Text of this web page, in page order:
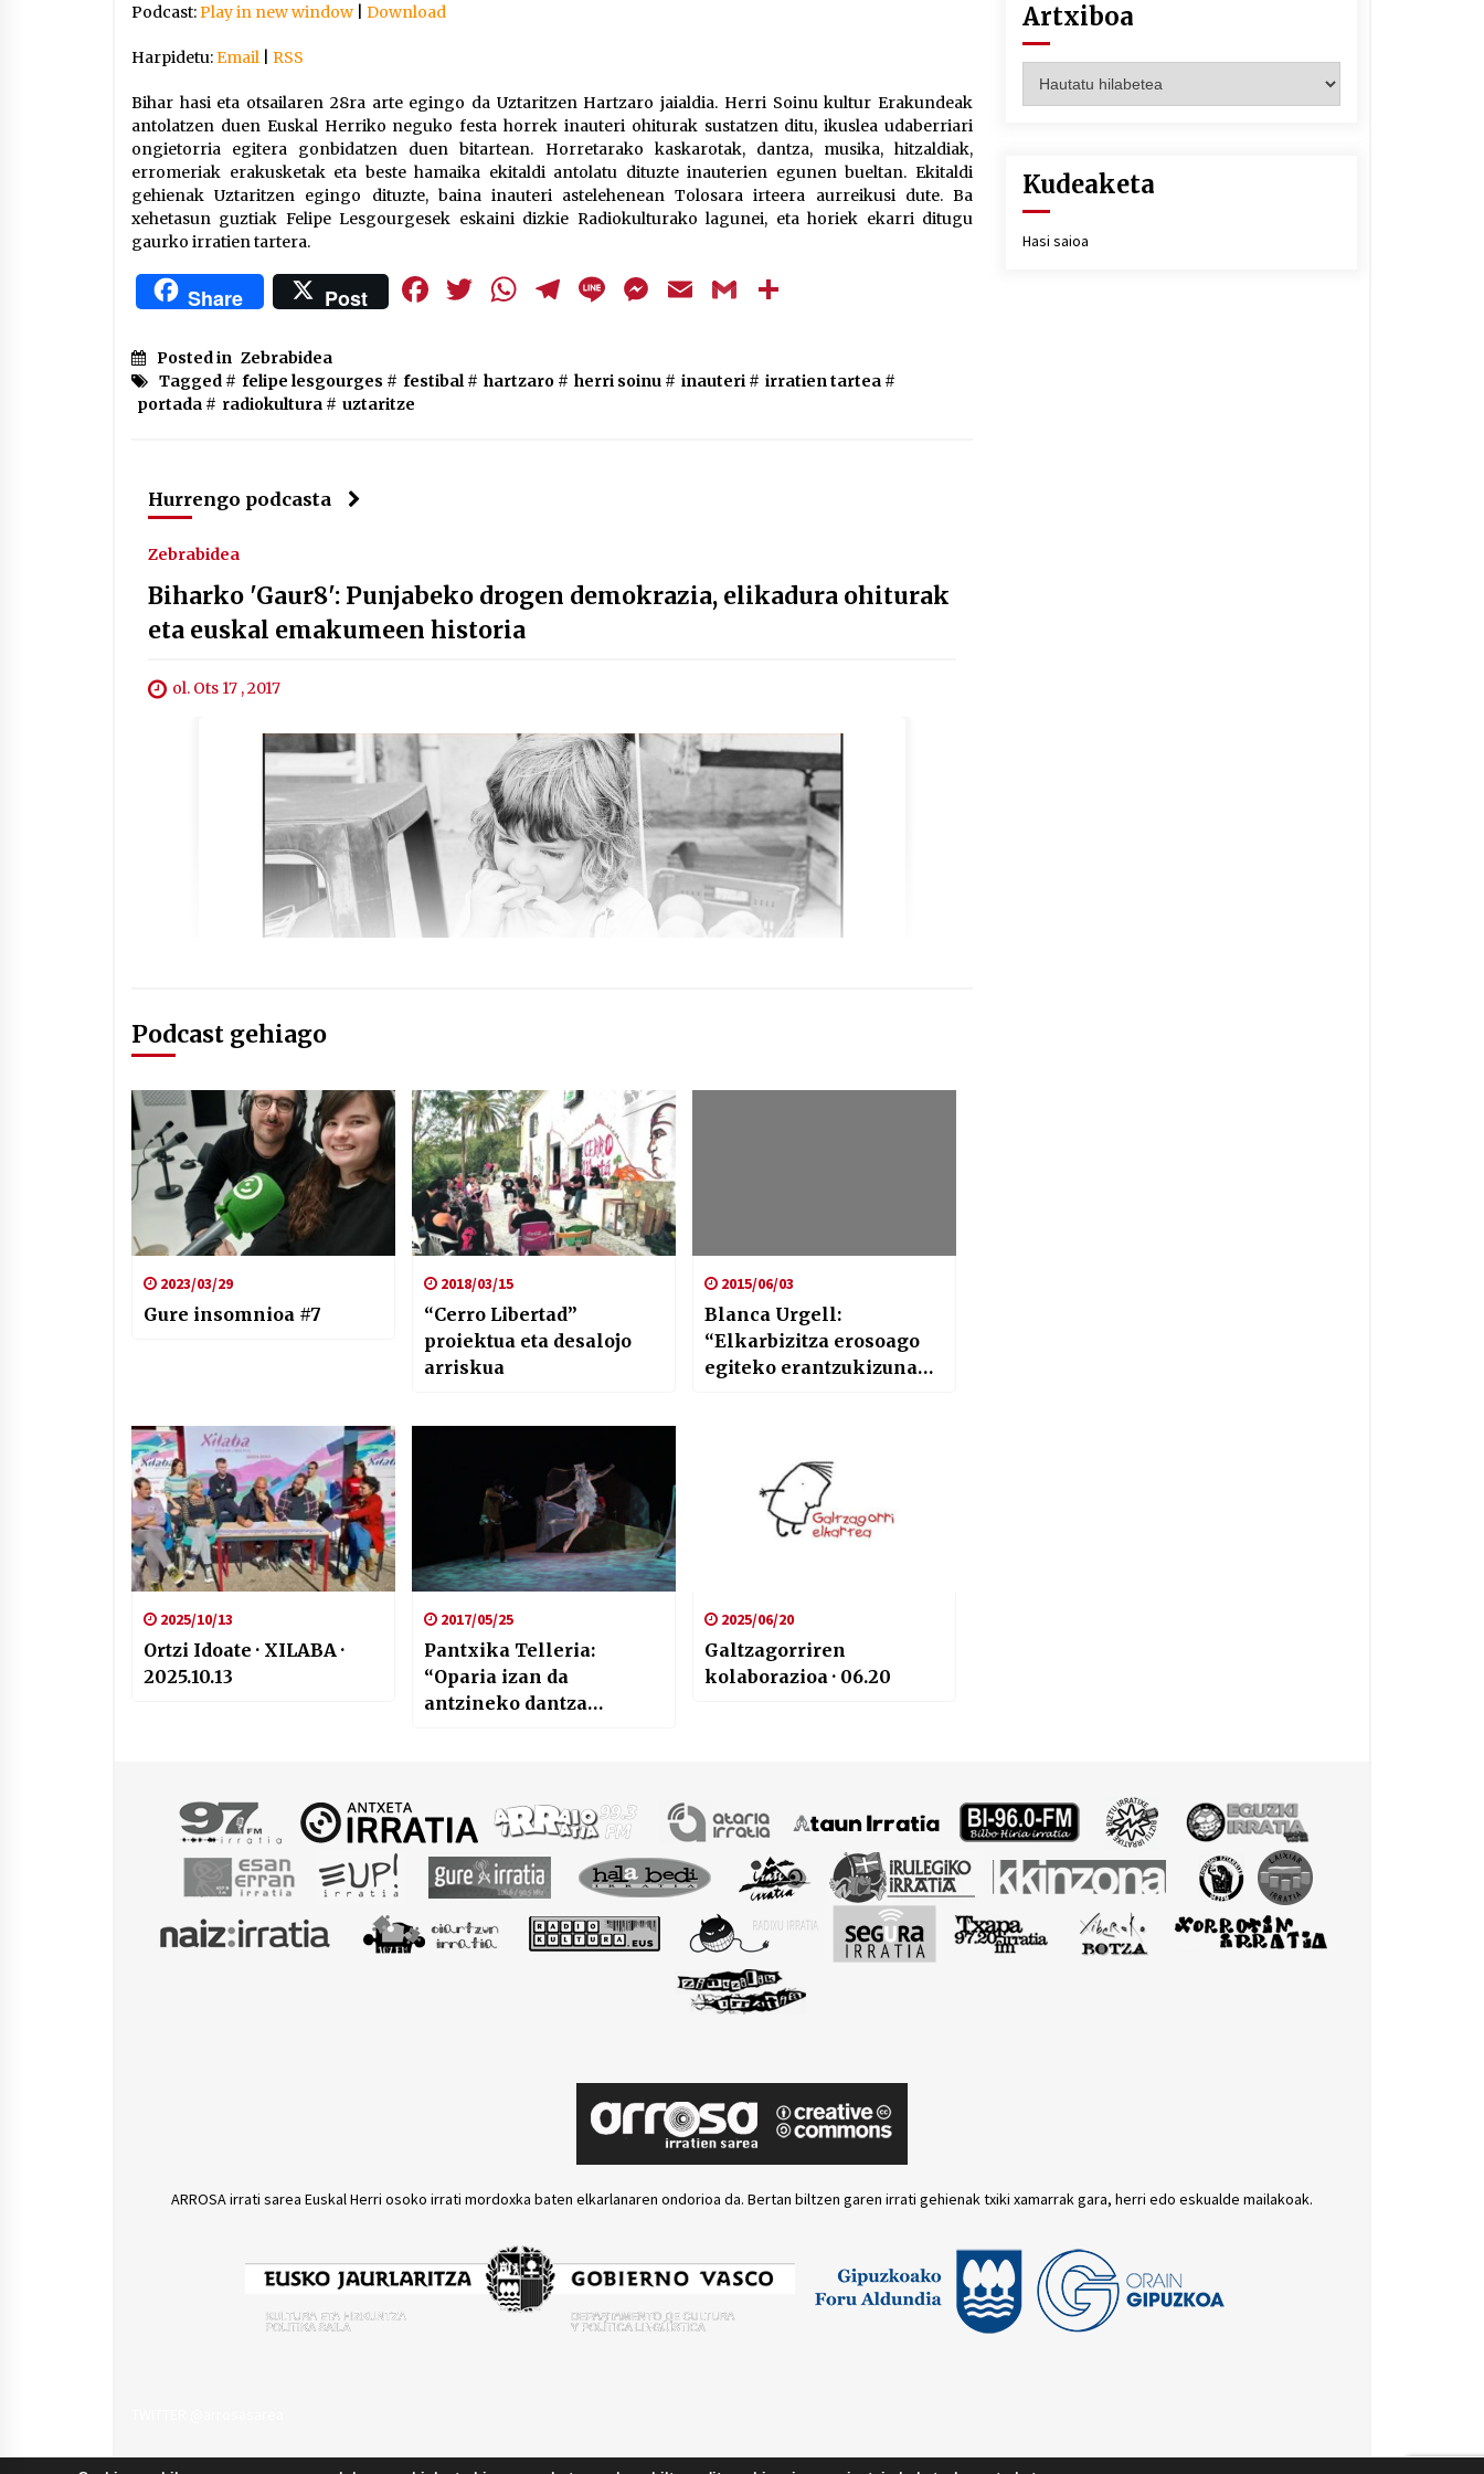
jaisteko.
Podcast:Play in new window Download
Harpidetu:Email RSS
Bihar hasi eta otsailaren 28ra arte egingo da Uztaritzen Hartzaro jaialdia. Herri Soinu kultur Erakundeak
antolatzen duen Euskal Herriko neguko festa horrek inauteri ohiturak sustatzen ditu, ikuslea udaberriari
ongietorria egitera gonbidatzen duen bitartean. Horretarako kaskarotak, dantza, musika, hitzaldiak,
erromeriak erakusketak eta beste hamaika ekitaldi antolatu dituzte inauterien egunen bueltan. Ekitaldi
gehienak Uztaritzen egingo dituzte, baina inauteri astelehenean Tolosara irteera aurreikusi dute. Ba
xehetasun guztiak Felipe Lesgourgesek eskaini dizkie Radiokulturako lagunei, eta horiek ekarri ditugu
gaurko irratien tartera.
Share Post Facebook
Twitter
WhatsApp
Telegram
LineMessenger
EmailGmail
Posted in Zebrabidea
Tagged # felipe lesgourges # festibal# hartzaro # herri soinu # inauteri # irratien tartea #
portada # radiokultura # uztaritze
Hurrengo podcasta
Zebrabidea
Biharko 'Gaur8': Punjabeko drogen demokrazia, elikadura ohiturak
eta euskal emakumeen historia
ol. Ots 17 , 2017
Podcast gehiago
2023/03/29
Gure insomnioa #7
2018/03/15
“Cerro Libertad”
proiektua eta desalojo
arriskua
2015/06/03
Blanca Urgell:
“Elkarbizitza erosoago
egiteko erantzukizuna
2025/10/13
Ortzi Idoate · XILABA ·
2025.10.13
2017/05/25
Pantxika Telleria:
“Oparia izan da
antzineko dantza
2025/06/20
Galtzagorriren
kolaborazioa · 06.20
Artxiboa
Kudeaketa
Hasi saioa
ARROSA irrati sarea Euskal Herri osoko irrati mordoxka baten elkarlanaren ondorioa da. Bertan biltzen garen irrati gehienak txiki xamarrak gara, herri edo eskualde mailakoak.